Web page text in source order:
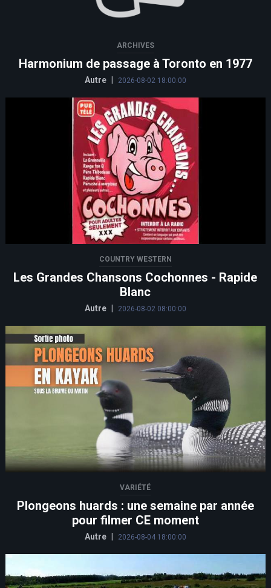
ARCHIVES
Harmonium de passage à Toronto en 1977
Autre 2026-08-02 18:00:00
COUNTRY WESTERN
Les Grandes Chansons Cochonnes - Rapide
Blanc
Autre 2026-08-02 08:00:00
VARIÉTÉ
Plongeons huards : une semaine par année
pour filmer CE moment
Autre 2026-08-04 18:00:00